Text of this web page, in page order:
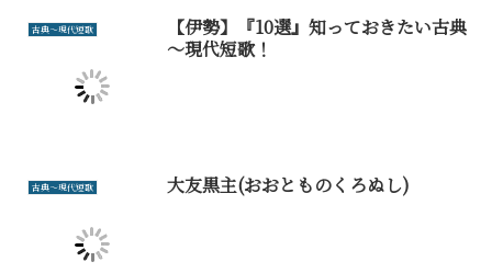
古典～現代短歌
【伊勢】『10選』知っておきたい古典
～現代短歌！
古典～現代短歌 大友黒主(おおとものくろぬし)